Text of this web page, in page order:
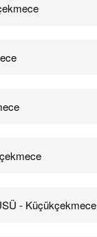
- Küçükçekmece